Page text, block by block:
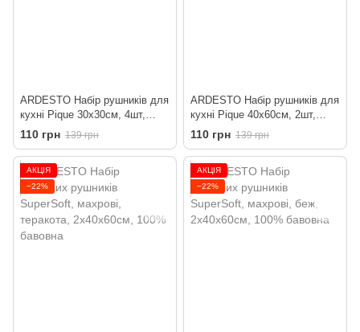
ARDESTO Набір рушників для
кухні Pique 30x30см, 4шт,
100% бавовна, молочний
110 грн 139 грн
ARDESTO Набір рушників для
кухні Pique 40x60см, 2шт,
100% бавовна, коричневий
110 грн 139 грн
АКЦІЯ
−22%
АКЦІЯ
−22%